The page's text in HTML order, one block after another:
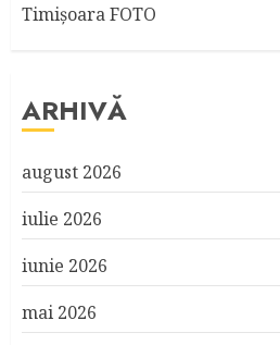
Timişoara FOTO
ARHIVĂ
august 2026
iulie 2026
iunie 2026
mai 2026